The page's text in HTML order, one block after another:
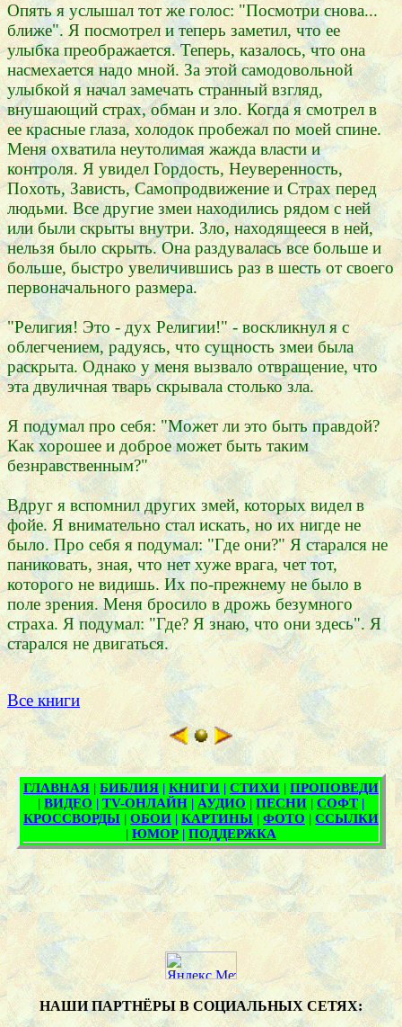
Опять я услышал тот же голос: "Посмотри снова...
ближе". Я посмотрел и теперь заметил, что ее
улыбка преображается. Теперь, казалось, что она
насмехается надо мной. За этой самодовольной
улыбкой я начал замечать странный взгляд,
внушающий страх, обман и зло. Когда я смотрел в
ее красные глаза, холодок пробежал по моей спине.
Меня охватила неутолимая жажда власти и
контроля. Я увидел Гордость, Неуверенность,
Похоть, Зависть, Самопродвижение и Страх перед
людьми. Все другие змеи находились рядом с ней
или были скрыты внутри. Зло, находящееся в ней,
нельзя было скрыть. Она раздувалась все больше и
больше, быстро увеличившись раз в шесть от своего
первоначального размера.
"Религия! Это - дух Религии!" - воскликнул я с
облегчением, радуясь, что сущность змеи была
раскрыта. Однако у меня вызвало отвращение, что
эта двуличная тварь скрывала столько зла.
Я подумал про себя: "Может ли это быть правдой?
Как хорошее и доброе может быть таким
безнравственным?"
Вдруг я вспомнил других змей, которых видел в
фойе. Я внимательно стал искать, но их нигде не
было. Про себя я подумал: "Где они?" Я старался не
паниковать, зная, что нет хуже врага, чет тот,
которого не видишь. Их по-прежнему не было в
поле зрения. Меня бросило в дрожь безумного
страха. Я подумал: "Где? Я знаю, что они здесь". Я
старался не двигаться.
Все книги